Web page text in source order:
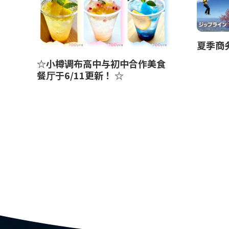
☆小樽调布高中与初中合作美食
餐厅于6/11更新！ ☆
夏季商